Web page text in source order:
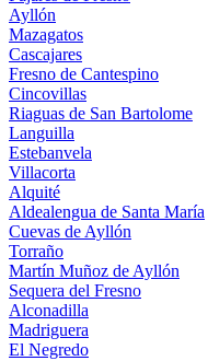
Ayllón
Mazagatos
Cascajares
Fresno de Cantespino
Cincovillas
Riaguas de San Bartolome
Languilla
Estebanvela
Villacorta
Alquité
Aldealengua de Santa María
Cuevas de Ayllón
Torraño
Martín Muñoz de Ayllón
Sequera del Fresno
Alconadilla
Madriguera
El Negredo